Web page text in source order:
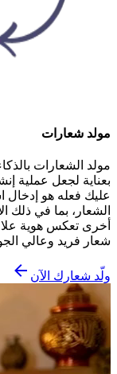
مولد شعارات
مولد الشعارات
بعناية لجعل عملية
عليك فعله هو إدخال
الشعار، بما في ذلك
أخرى تعكس هوية
شعار فريد وعالي
ولّد شعارك الآن